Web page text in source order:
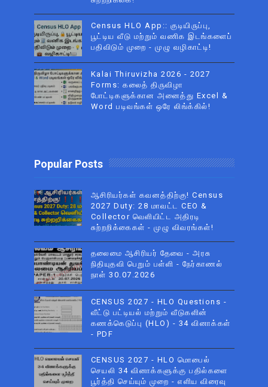
Census HLO App:: குடியிருப்பு,
பூட்டிய வீடு மற்றும் வணிக இடங்களைப்
பதிவிடும் முறை - முழு வழிகாட்டி!
Kalai Thiruvizha 2026 - 2027
Forms: கலைத் திருவிழா
போட்டிகளுக்கான அனைத்து Excel &
Word படிவங்கள் ஒரே லிங்க்கில்!
Popular Posts
ஆசிரியர்கள் கவனத்திற்கு! Census
2027 Duty: 28 மாவட்ட CEO &
Collector வெளியிட்ட அதிரடி
சுற்றறிக்கைகள் - முழு விவரங்கள்!
தலைமை ஆசிரியர் தேவை - அரசு
நிதியுதவி பெறும் பள்ளி - நேர்காணல்
நாள் 30.07.2026
CENSUS 2027 - HLO Questions -
வீட்டு பட்டியல் மற்றும் வீடுகளின்
கணக்கெடுப்பு (HLO) - 34 வினாக்கள்
- PDF
CENSUS 2027 - HLO மொபைல்
செயலி 34 வினாக்களுக்கு பதில்களை
பூர்த்தி செய்யும் முறை - எளிய விரைவு